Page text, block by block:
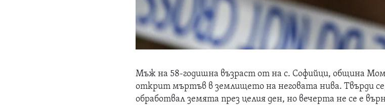
Мъж на 58-годишна възраст от на с. Софийци, община
открит мъртъв в землището на неговата нива. Твърди
обработвал земята през целия ден, но вечерта не се е